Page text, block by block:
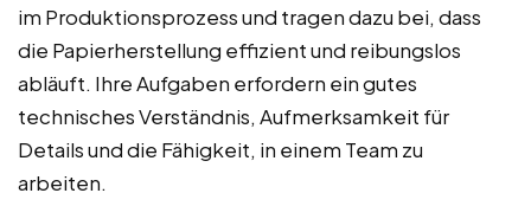
im Produktionsprozess und tragen dazu bei, dass
die Papierherstellung effizient und reibungslos
abläuft. Ihre Aufgaben erfordern ein gutes
technisches Verständnis, Aufmerksamkeit für
Details und die Fähigkeit, in einem Team zu
arbeiten.